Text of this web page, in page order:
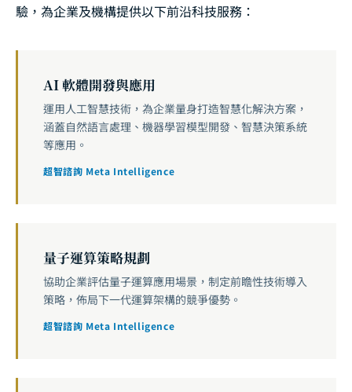
驗，為企業及機構提供以下前沿科技服務：
AI 軟體開發與應用
運用人工智慧技術，為企業量身打造智慧化解決方案，
涵蓋自然語言處理、機器學習模型開發、智慧決策系統
等應用。
超智諮詢 Meta Intelligence
量子運算策略規劃
協助企業評估量子運算應用場景，制定前瞻性技術導入
策略，佈局下一代運算架構的競爭優勢。
超智諮詢 Meta Intelligence